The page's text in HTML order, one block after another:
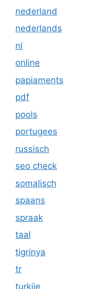
nederland
nederlands
nl
online
papiaments
pdf
pools
portugees
russisch
seo check
somalisch
spaans
spraak
taal
tigrinya
tr
turkije